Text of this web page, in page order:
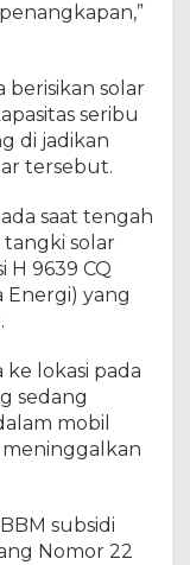
berisikan solar
seribu
di jadikan
tersebut.
saat tengah
solar
9639 CQ
Energi) yang
lokasi pada
sedang
mobil
subsidi
Nomor 22